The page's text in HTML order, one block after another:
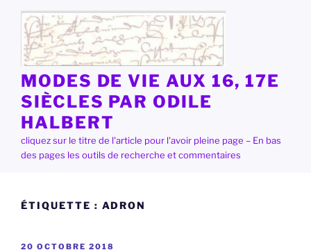
contenu
principal
MODES DE VIE AUX 16, 17E
SIÈCLES PAR ODILE
HALBERT
cliquez sur le titre de l'article pour l'avoir pleine page – En bas
des pages les outils de recherche et commentaires
ÉTIQUETTE : ADRON
PUBLIÉ
20 OCTOBRE 2018